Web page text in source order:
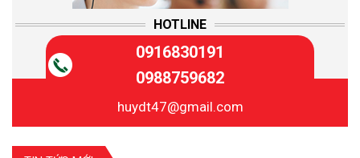
HOTLINE
0916830191
0988759682
huydt47@gmail.com